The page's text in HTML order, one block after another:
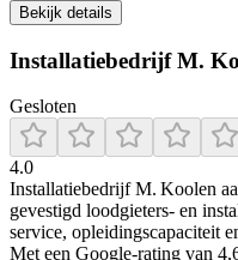
Bekijk details
Installatiebedrijf M.
Gesloten
4.0
Installatiebedrijf M. Koolen
gevestigd loodgieters- en
service, opleidingscapaciteit
Met een Google-rating van